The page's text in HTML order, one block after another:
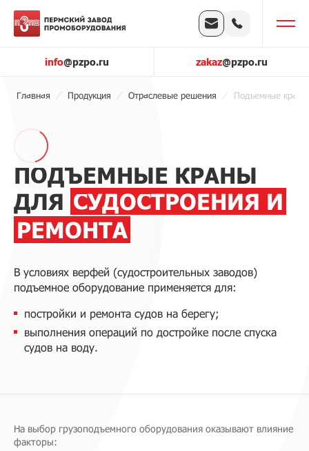
info@pzpo.ru zakaz@pzpo.ru
Главная Продукция Отраслевые решения Подъемные краны
ПОДЪЕМНЫЕ КРАНЫ
ДЛЯ СУДОСТРОЕНИЯ И
РЕМОНТА
В условиях верфей (судостроительных заводов)
подъемное оборудование применяется для:
постройки и ремонта судов на берегу;
выполнения операций по достройке после спуска
судов на воду.
На выбор грузоподъемного оборудования оказывают влияние
факторы: